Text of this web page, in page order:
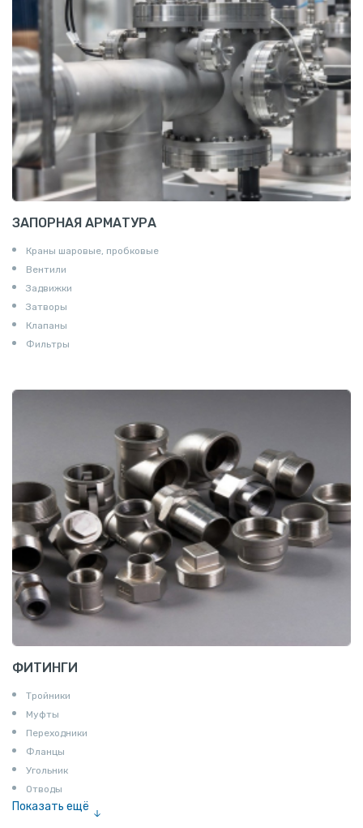
Т профиль алюминиевый
Пруток квадратный алюминиевый
Полоса алюминиевая
Пруток шестигранный алюминиевый
ЗАПОРНАЯ АРМАТУРА
Краны шаровые, пробковые
Вентили
Задвижки
Затворы
Клапаны
Фильтры
ФИТИНГИ
Тройники
Муфты
Переходники
Фланцы
Угольник
Отводы
Показать ещё